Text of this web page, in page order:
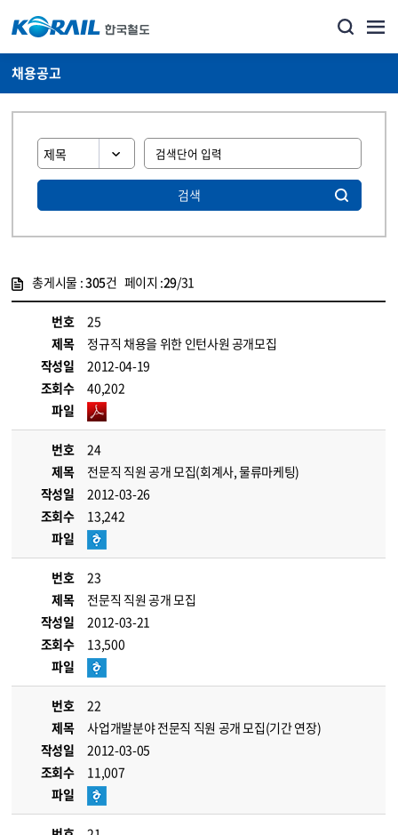
채용공고
검색
총게시물 :305건 페이지 :29/31
번호
25
제목
정규직 채용을 위한 인턴사원 공개모집
작성일
2012-04-19
조회수
40,202
파일
번호
24
제목
전문직 직원 공개 모집(회계사, 물류마케팅)
작성일
2012-03-26
조회수
13,242
파일
번호
23
제목
전문직 직원 공개 모집
작성일
2012-03-21
조회수
13,500
파일
번호
22
제목
사업개발분야 전문직 직원 공개 모집(기간 연장)
작성일
2012-03-05
조회수
11,007
파일